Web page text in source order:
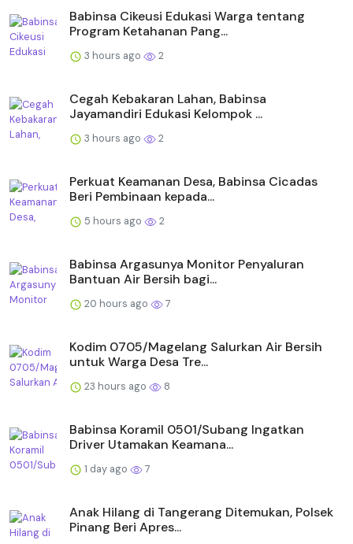
Babinsa Cikeusi Edukasi Warga tentang
Program Ketahanan Pang...
3 hours ago 2
Cegah Kebakaran Lahan, Babinsa
Jayamandiri Edukasi Kelompok ...
3 hours ago 2
Perkuat Keamanan Desa, Babinsa Cicadas
Beri Pembinaan kepada...
5 hours ago 2
Babinsa Argasunya Monitor Penyaluran
Bantuan Air Bersih bagi...
20 hours ago 7
Kodim 0705/Magelang Salurkan Air Bersih
untuk Warga Desa Tre...
23 hours ago 8
Babinsa Koramil 0501/Subang Ingatkan
Driver Utamakan Keamana...
1 day ago 7
Anak Hilang di Tangerang Ditemukan, Polsek
Pinang Beri Apres...